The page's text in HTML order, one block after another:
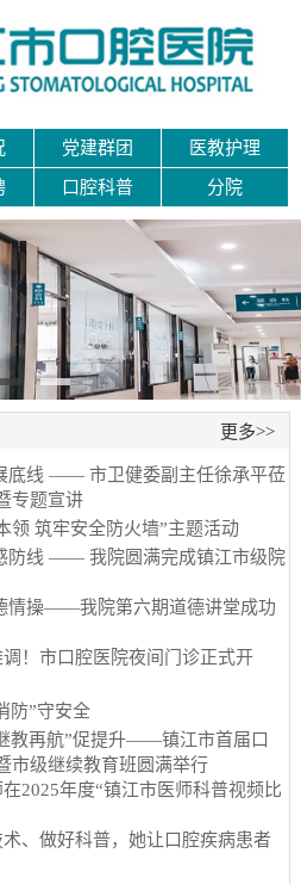
党建群团 医教护理
口腔科普 分院
更多>>
底线 —— 市卫健委副主任徐承平莅
专题宣讲
领 筑牢安全防火墙”主题活动
防线 —— 我院圆满完成镇江市级院
情操——我院第六期道德讲堂成功
！市口腔医院夜间门诊正式开
防”守安全
教再航”促提升——镇江市首届口
市级继续教育班圆满举行
2025年度“镇江市医师科普视频比
、做好科普，她让口腔疾病患者